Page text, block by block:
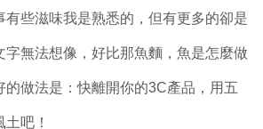
有些滋味我是熟悉的，但有更多的卻是
字無法想像，好比那魚麵，魚是怎麼做
的做法是：快離開你的3C產品，用五
吧！